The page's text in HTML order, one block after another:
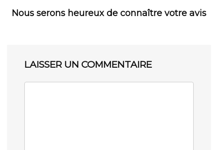
Nous serons heureux de connaître votre avis
LAISSER UN COMMENTAIRE